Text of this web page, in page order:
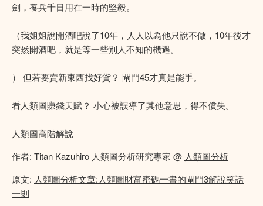
劍，養兵千日用在一時的堅毅。
（我姐姐說開酒吧說了10年，人人以為他只說不做，10年後才
突然開酒吧，就是等一些別人不知的機遇。
） 但若要賣新東西找好貨？ 閘門45才真是能手。
看人類圖賺錢天賦？ 小心被誤導了其他意思，得不償失。
人類圖高階解說
作者: Titan Kazuhiro 人類圖分析研究專家 @ 人類圖分析
原文: 人類圖分析文章:人類圖財富密碼一書的閘門3解說笑話
一則